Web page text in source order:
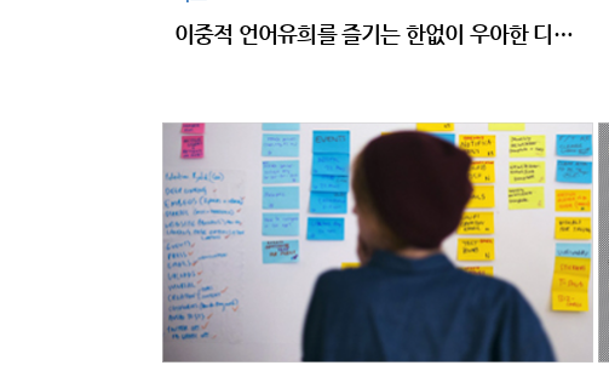
이중적 언어유희를 즐기는 한없이 우아한 디자人